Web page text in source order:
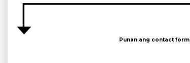
Punan ang contact form